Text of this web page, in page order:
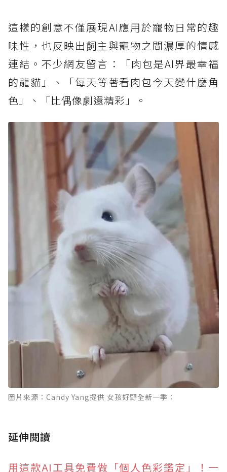
這樣的創意不僅展現AI應用於寵物日常的趣
味性，也反映出飼主與寵物之間濃厚的情感
連結。不少網友留言：「肉包是AI界最幸福
的龍貓」、「每天等著看肉包今天變什麼角
色」、「比偶像劇還精彩」。
圖片來源：Candy Yang提供 女孩好野全新一季：
延伸閱讀
用這款AI工具免費做「個人色彩鑑定」！一